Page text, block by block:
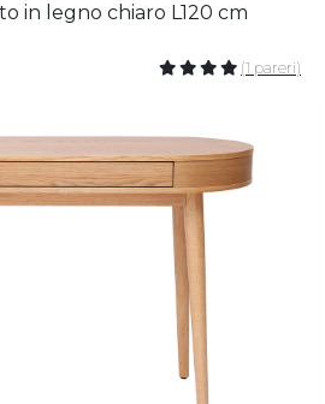
in legno chiaro L120 cm
(1 pareri)